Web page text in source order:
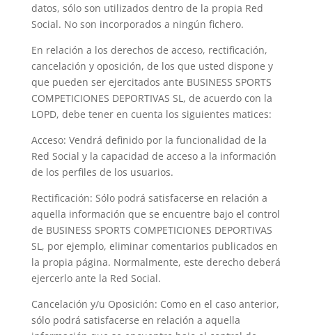
datos, sólo son utilizados dentro de la propia Red
Social. No son incorporados a ningún fichero.
En relación a los derechos de acceso, rectificación,
cancelación y oposición, de los que usted dispone y
que pueden ser ejercitados ante BUSINESS SPORTS
COMPETICIONES DEPORTIVAS SL, de acuerdo con la
LOPD, debe tener en cuenta los siguientes matices:
Acceso: Vendrá definido por la funcionalidad de la
Red Social y la capacidad de acceso a la información
de los perfiles de los usuarios.
Rectificación: Sólo podrá satisfacerse en relación a
aquella información que se encuentre bajo el control
de BUSINESS SPORTS COMPETICIONES DEPORTIVAS
SL, por ejemplo, eliminar comentarios publicados en
la propia página. Normalmente, este derecho deberá
ejercerlo ante la Red Social.
Cancelación y/u Oposición: Como en el caso anterior,
sólo podrá satisfacerse en relación a aquella